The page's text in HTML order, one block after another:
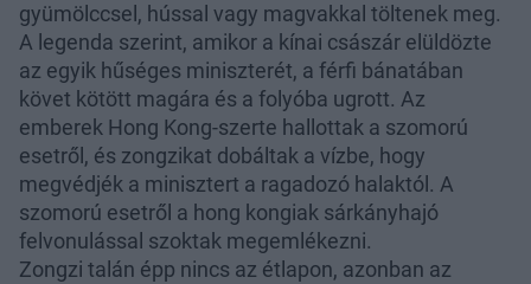
gyümölccsel, hússal vagy magvakkal töltenek meg.
A legenda szerint, amikor a kínai császár elüldözte
az egyik hűséges miniszterét, a férfi bánatában
követ kötött magára és a folyóba ugrott. Az
emberek Hong Kong-szerte hallottak a szomorú
esetről, és zongzikat dobáltak a vízbe, hogy
megvédjék a minisztert a ragadozó halaktól. A
szomorú esetről a hong kongiak sárkányhajó
felvonulással szoktak megemlékezni.
Zongzi talán épp nincs az étlapon, azonban az